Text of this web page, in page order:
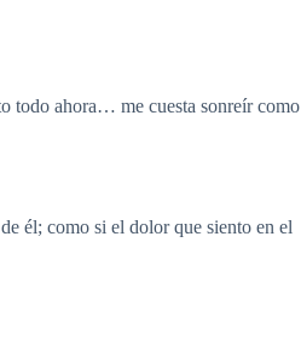
todo ahora… me cuesta sonreír como
él; como si el dolor que siento en el